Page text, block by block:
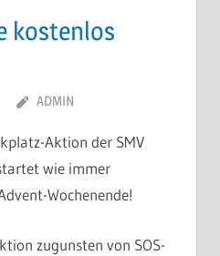
kostenlos
ADMIN
Aktion der SMV
wie immer
Wochenende!
zugunsten von SOS-